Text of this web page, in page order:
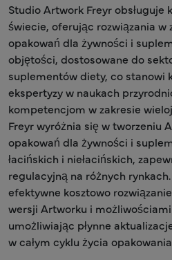
Studio Artwork Freyr obsługuje
świecie, oferując rozwiązania w
opakowań dla żywności i
objętości, dostosowane do
suplementów diety, co stanowi
ekspertyzy w naukach
kompetencjom w zakresie
Freyr wyróżnia się w tworzeniu
opakowań dla żywności i
łacińskich i niełacińskich,
regulacyjną na różnych
efektywne kosztowo
wersji Artworku i
umożliwiając płynne
w całym cyklu życia